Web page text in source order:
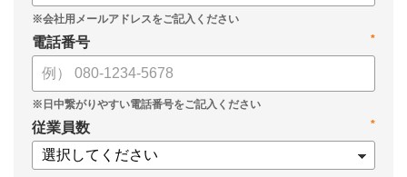
*
電話番号
*
従業員数